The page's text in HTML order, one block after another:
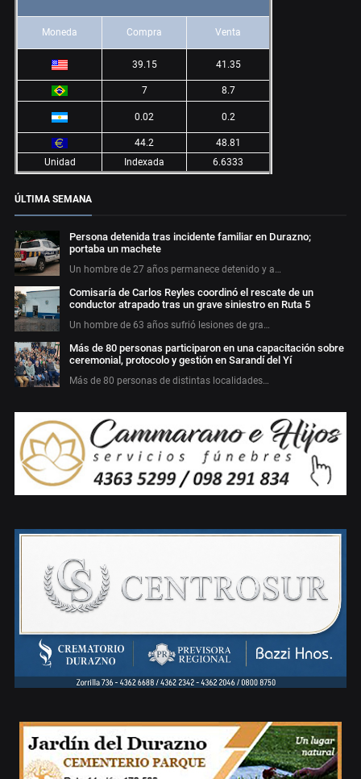
Moneda Compra Venta
39.15 41.35
7 8.7
0.02 0.2
44.2
48.81
Unidad
Indexada 6.6333
ÚLTIMA SEMANA
Persona detenida tras incidente familiar en Durazno;
portaba un machete
Un hombre de 27 años permanece detenido y a…
Comisaría de Carlos Reyles coordinó el rescate de un
conductor atrapado tras un grave siniestro en Ruta 5
Un hombre de 63 años sufrió lesiones de gra…
Más de 80 personas participaron en una capacitación sobre
ceremonial, protocolo y gestión en Sarandí del Yí
Más de 80 personas de distintas localidades…